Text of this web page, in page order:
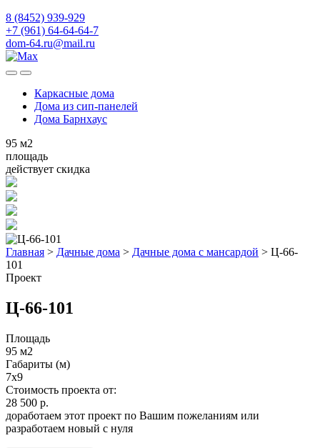
8 (8452) 939-929
+7 (961) 64-64-64-7
dom-64.ru@mail.ru
Каркасные дома
Дома из сип-панелей
Дома Барнхаус
95 м2
площадь
действует скидка
Главная > Дачные дома > Дачные дома с мансардой > Ц-66-
101
Проект
Ц-66-101
Площадь
95 м2
Габариты (м)
7x9
Стоимость проекта от:
28 500 р.
доработаем этот проект по Вашим пожеланиям или
разработаем новый с нуля